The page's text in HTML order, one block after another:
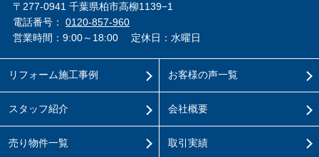
〒277-0941 千葉県柏市高柳1139−1
電話番号： 0120-857-960
営業時間：9:00～18:00
定休日：水曜日
リフォーム施工事例
スタッフ紹介
売り物件一覧
お客様の声一覧
会社概要
取引実績